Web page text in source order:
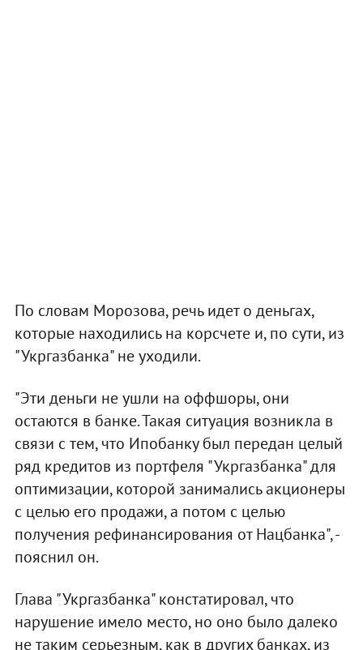
По словам Морозова, речь идет о деньгах,
которые находились на корсчете и, по сути, из
"Укргазбанка" не уходили.
"Эти деньги не ушли на оффшоры, они
остаются в банке. Такая ситуация возникла в
связи с тем, что Ипобанку был передан целый
ряд кредитов из портфеля "Укргазбанка" для
оптимизации, которой занимались акционеры
с целью его продажи, а потом с целью
получения рефинансирования от Нацбанка", -
пояснил он.
Глава "Укргазбанка" констатировал, что
нарушение имело место, но оно было далеко
не таким серьезным, как в других банках, из